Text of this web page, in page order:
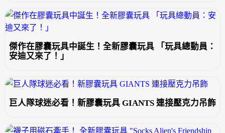
傑作在膠囊玩具中誕生！全新膠囊玩具 「玩具總動員：
安迪又來了！」
巨人隊球迷必看！新膠囊玩具 GIANTS 連接壓克力吊飾